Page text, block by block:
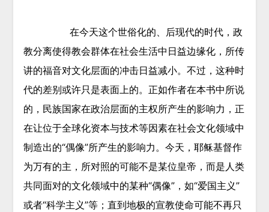
在今天这个世俗化的、后现代的时代，政
教分离使得教会群体在社会生活中日益边缘化，所传
讲的福音对文化层面的冲击日益减小。不过，这种时
代的差别或许只是表面上的。正如作者在本书中所说
的，民族国家在政治层面的主权所产生的影响力，正
在让位于全球化资本与技术等因素在社会文化领域中
制造出的“偶像”所产生的影响力。今天，耶稣基督作
为万有的主，所对照的可能不是某位皇帝，而是人类
共同面对的文化领域中的某种“偶像”，如“爱国主义”
或者“科学主义”等；直到地极的宣教使命可能不再只